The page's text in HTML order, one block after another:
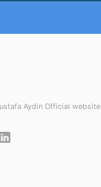
Aydin Official website